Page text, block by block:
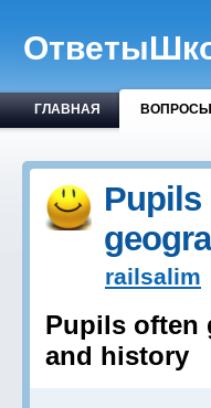
ГЛАВНАЯ ВОПРОСЫ
Pupils
railsalim
Pupils often
and history